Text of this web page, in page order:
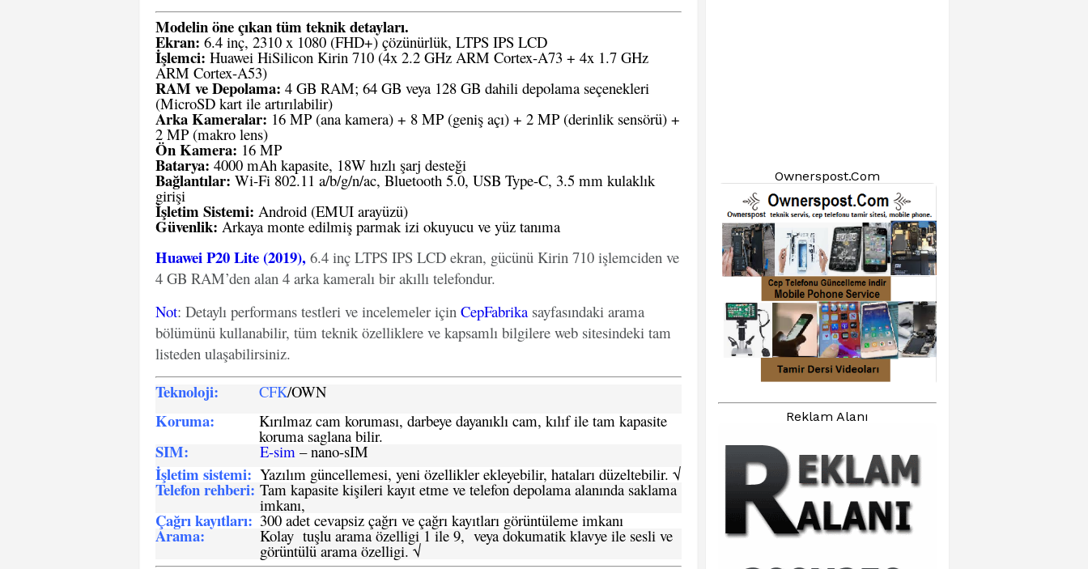
Modelin öne çıkan tüm teknik detayları.
Ekran: 6.4 inç, 2310 x 1080 (FHD+) çözünürlük, LTPS IPS LCD
İşlemci: Huawei HiSilicon Kirin 710 (4x 2.2 GHz ARM Cortex-A73 + 4x 1.7 GHz
ARM Cortex-A53)
RAM ve Depolama: 4 GB RAM; 64 GB veya 128 GB dahili depolama seçenekleri
(MicroSD kart ile artırılabilir)
Arka Kameralar: 16 MP (ana kamera) + 8 MP (geniş açı) + 2 MP (derinlik sensörü) +
2 MP (makro lens)
Ön Kamera: 16 MP
Batarya: 4000 mAh kapasite, 18W hızlı şarj desteği
Bağlantılar: Wi-Fi 802.11 a/b/g/n/ac, Bluetooth 5.0, USB Type-C, 3.5 mm kulaklık
girişi
İşletim Sistemi: Android (EMUI arayüzü)
Güvenlik: Arkaya monte edilmiş parmak izi okuyucu ve yüz tanıma
Huawei P20 Lite (2019), 6.4 inç LTPS IPS LCD ekran, gücünü Kirin 710 işlemciden ve
4 GB RAM’den alan 4 arka kameralı bir akıllı telefondur.
Not: Detaylı performans testleri ve incelemeler için CepFabrika sayfasındaki arama
bölümünü kullanabilir, tüm teknik özelliklere ve kapsamlı bilgilere web sitesindeki tam
listeden ulaşabilirsiniz.
Teknoloji: CFK/OWN
Koruma: Kırılmaz cam koruması, darbeye dayanıklı cam, kılıf ile tam kapasite
koruma saglana bilir.
SIM: E-sim – nano-sIM
İşletim sistemi: Yazılım güncellemesi, yeni özellikler ekleyebilir, hataları düzeltebilir. √
Telefon rehberi: Tam kapasite kişileri kayıt etme ve telefon depolama alanında saklama
imkanı,
Çağrı kayıtları: 300 adet cevapsiz çağrı ve çağrı kayıtları görüntüleme imkanı
Arama: Kolay tuşlu arama özelligi 1 ile 9, veya dokumatik klavye ile sesli ve
görüntülü arama özelligi. √
Ownerspost.Com
Reklam Alanı